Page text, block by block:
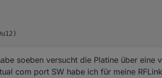
soeben versucht die Platine über eine
com port SW habe ich für meine